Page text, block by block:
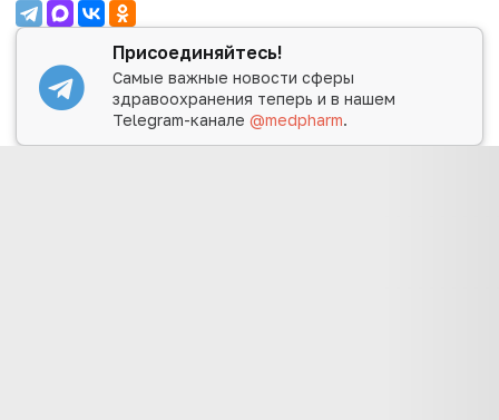
Присоединяйтесь!
Самые важные новости сферы
здравоохранения теперь и в нашем
Telegram-канале@medpharm.